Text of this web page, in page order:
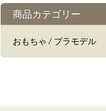
商品カテゴリー
おもちゃ / プラモデル